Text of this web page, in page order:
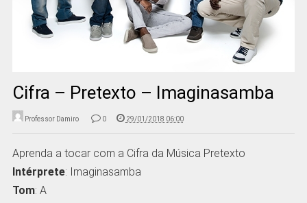
Cifra – Pretexto – Imaginasamba
Professor Damiro 0 29/01/2018 06:00
Aprenda a tocar com a Cifra da Música Pretexto
Intérprete: Imaginasamba
Tom: A